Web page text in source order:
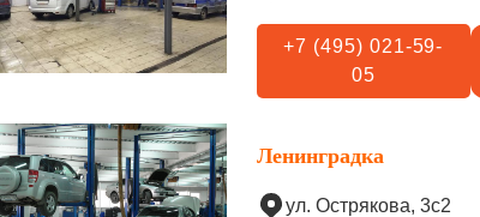
+7 (495) 021-59-
05
Ленинградка
ул. Острякова, 3с2